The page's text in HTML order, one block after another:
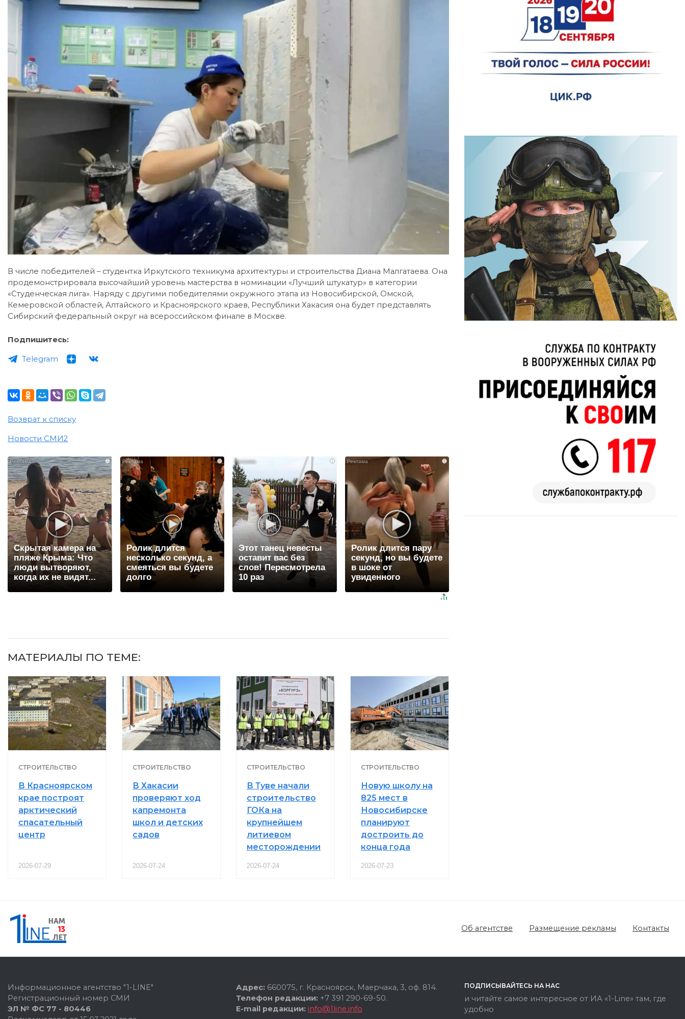
В числе победителей – студентка Иркутского техникума архитектуры и строительства Диана Малгатаева. Она
продемонстрировала высочайший уровень мастерства в номинации «Лучший штукатур» в категории
«Студенческая лига». Наряду с другими победителями окружного этапа из Новосибирской, Омской,
Кемеровской областей, Алтайского и Красноярского краев, Республики Хакасия она будет представлять
Сибирский федеральный округ на всероссийском финале в Москве.
Подпишитесь:
Telegram
Возврат к списку
Новости СМИ2
i
Скрытая камера на
пляже Крыма: Что
люди вытворяют,
когда их не видят...
i
Ролик длится
несколько секунд, а
смеяться вы будете
долго
i
Этот танец невесты
оставит вас без
слов! Пересмотрела
10 раз
i
Ролик длится пару
секунд, но вы будете
в шоке от
увиденного
МАТЕРИАЛЫ ПО ТЕМЕ:
СТРОИТЕЛЬСТВО
В Красноярском
крае построят
арктический
спасательный
центр
2026-07-29
СТРОИТЕЛЬСТВО
В Хакасии
проверяют ход
капремонта
школ и детских
садов
2026-07-24
СТРОИТЕЛЬСТВО
В Туве начали
строительство
ГОКа на
крупнейшем
литиевом
месторождении
2026-07-24
СТРОИТЕЛЬСТВО
Новую школу на
825 мест в
Новосибирске
планируют
достроить до
конца года
2026-07-23
Об агентстве Размещение рекламы Контакты
Информационное агентство "1-LINE"
Регистрационный номер СМИ
ЭЛ № ФС 77 - 80446
Адрес: 660075, г. Красноярск, Маерчака, 3, оф. 814.
Телефон редакции: +7 391 290-69-50.
E-mail редакции: info@1line.info
ПОДПИСЫВАЙТЕСЬ НА НАС
и читайте самое интересное от ИА «1-Line» там, где
удобно